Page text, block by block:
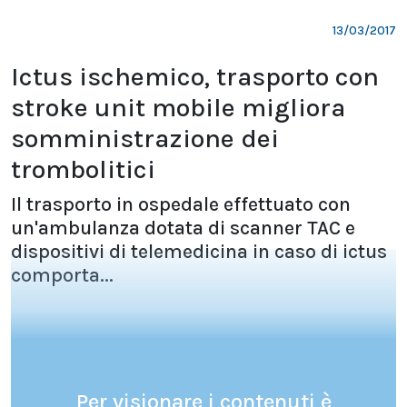
13/03/2017
Ictus ischemico, trasporto con
stroke unit mobile migliora
somministrazione dei
trombolitici
Il trasporto in ospedale effettuato con
un'ambulanza dotata di scanner TAC e
dispositivi di telemedicina in caso di ictus
comporta...
Per visionare i contenuti è